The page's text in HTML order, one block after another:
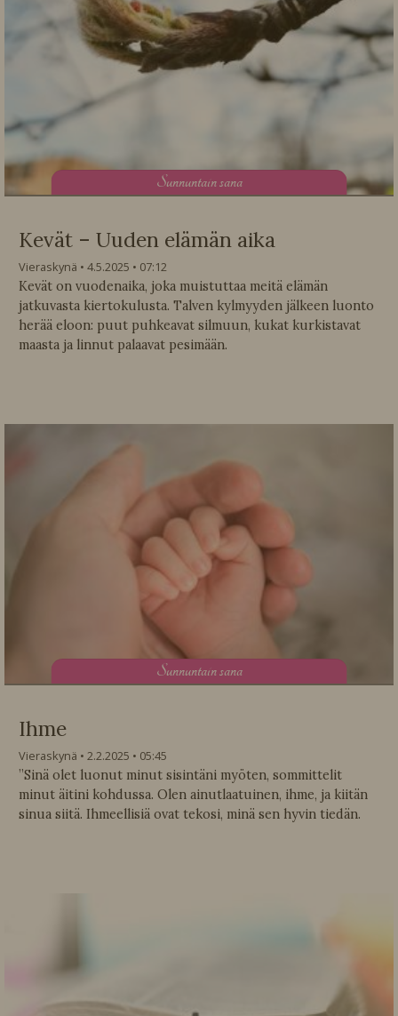
Sunnuntain sana
Kevät – Uuden elämän aika
Vieraskynä 4.5.2025
07:12
Kevät on vuodenaika, joka muistuttaa meitä elämän
jatkuvasta kiertokulusta. Talven kylmyyden jälkeen luonto
herää eloon: puut puhkeavat silmuun, kukat kurkistavat
maasta ja linnut palaavat pesimään.
Sunnuntain sana
Ihme
Vieraskynä 2.2.2025
05:45
”Sinä olet luonut minut sisintäni myöten, sommittelit
minut äitini kohdussa. Olen ainutlaatuinen, ihme, ja kiitän
sinua siitä. Ihmeellisiä ovat tekosi, minä sen hyvin tiedän.